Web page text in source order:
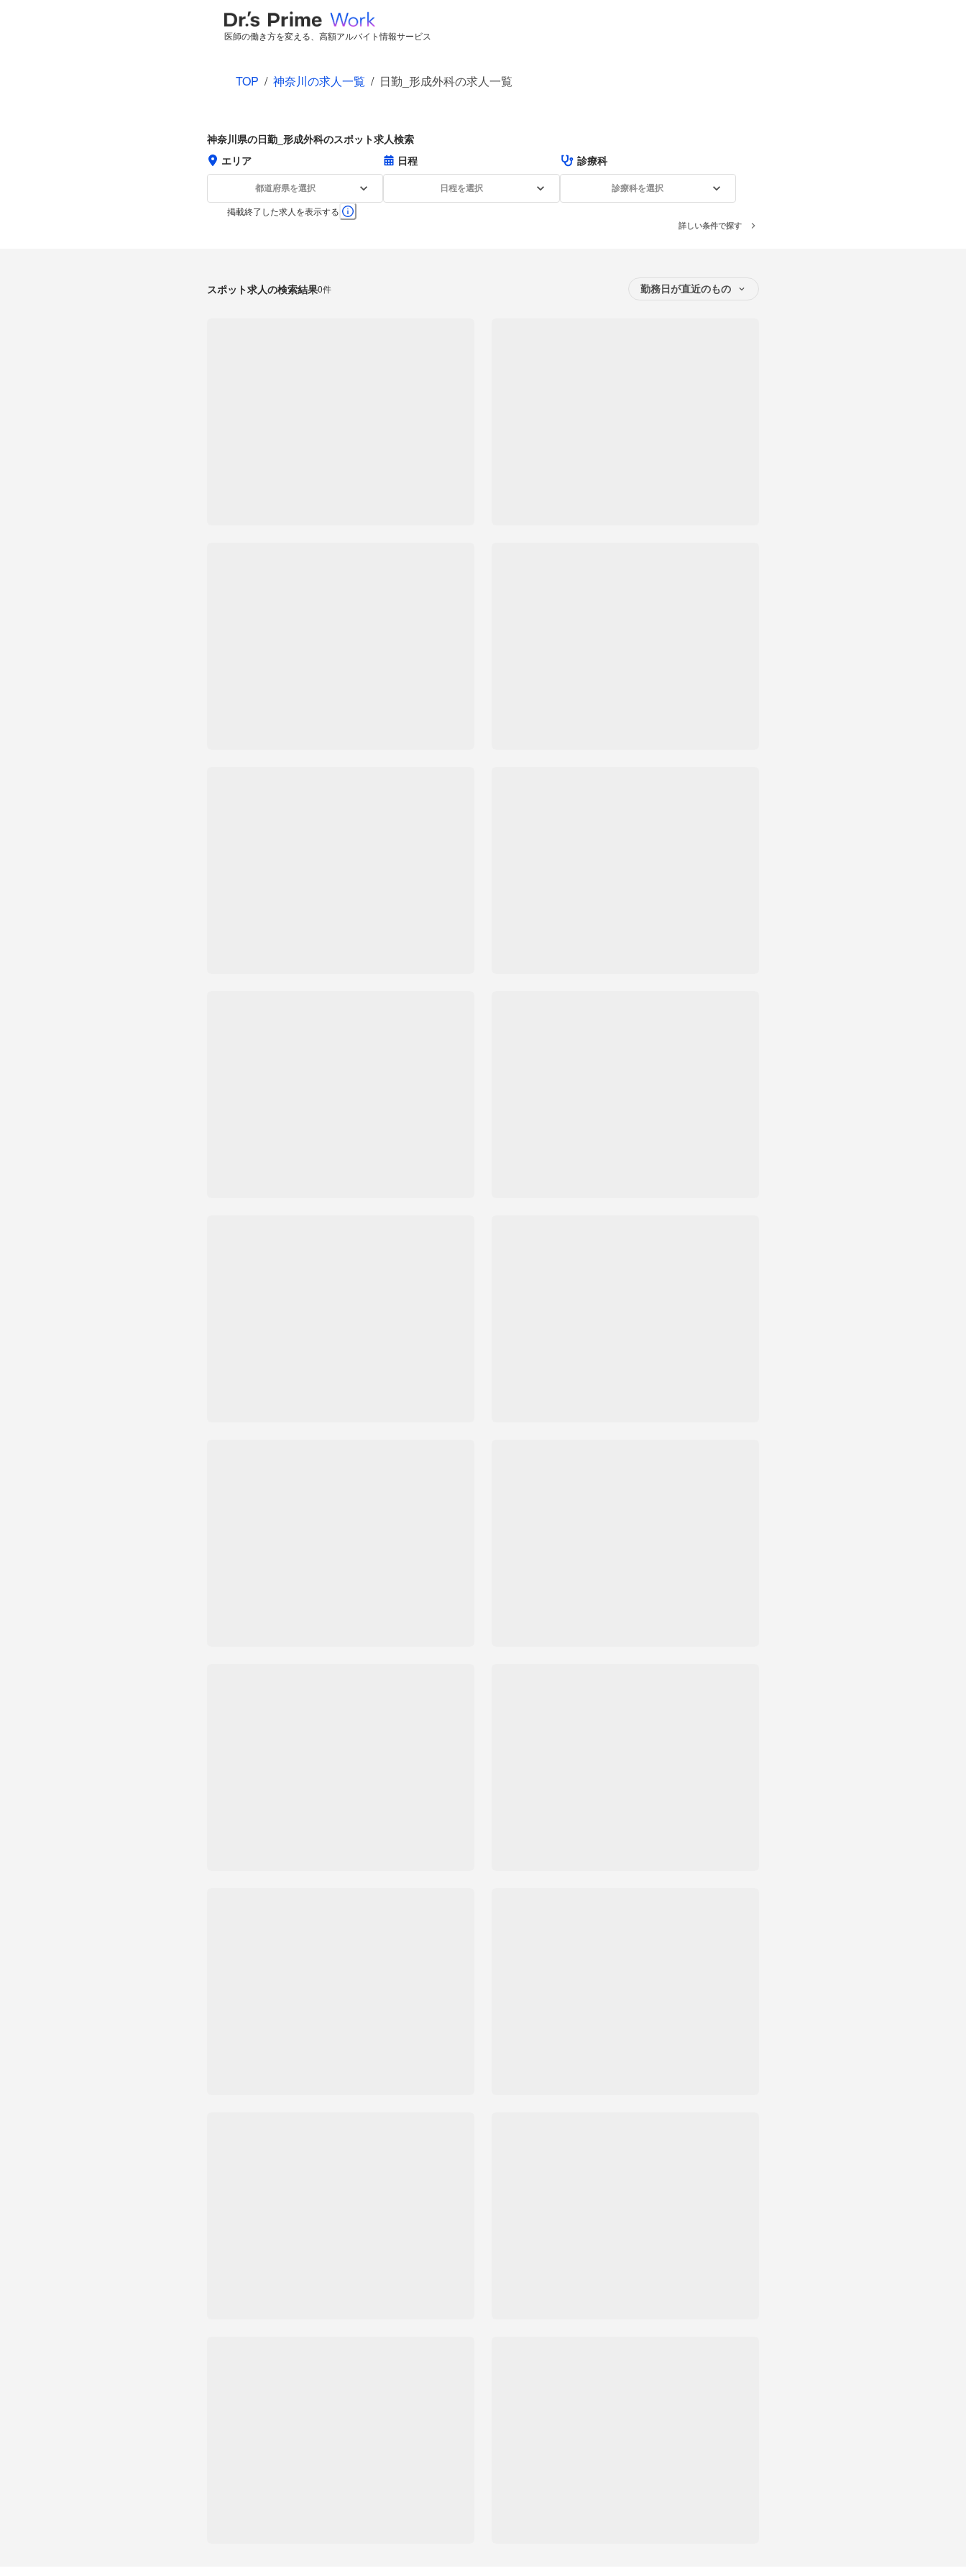
医師の働き方を変える、高額アルバイト情報サービス
TOP / 神奈川の求人一覧 / 日勤_形成外科の求人一覧
神奈川県の日勤_形成外科のスポット求人検索
エリア
都道府県を選択
日程
日程を選択
診療科
診療科を選択
掲載終了した求人を表示する
詳しい条件で探す
スポット求人の検索結果0件 勤務日が直近のもの